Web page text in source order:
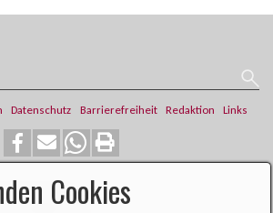
Datenschutz Barrierefreiheit Redaktion Links
FranziskusCookies